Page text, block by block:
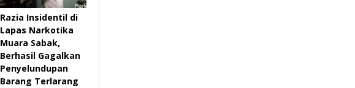
Razia Insidentil di
Lapas Narkotika
Muara Sabak,
Berhasil Gagalkan
Penyelundupan
Barang Terlarang